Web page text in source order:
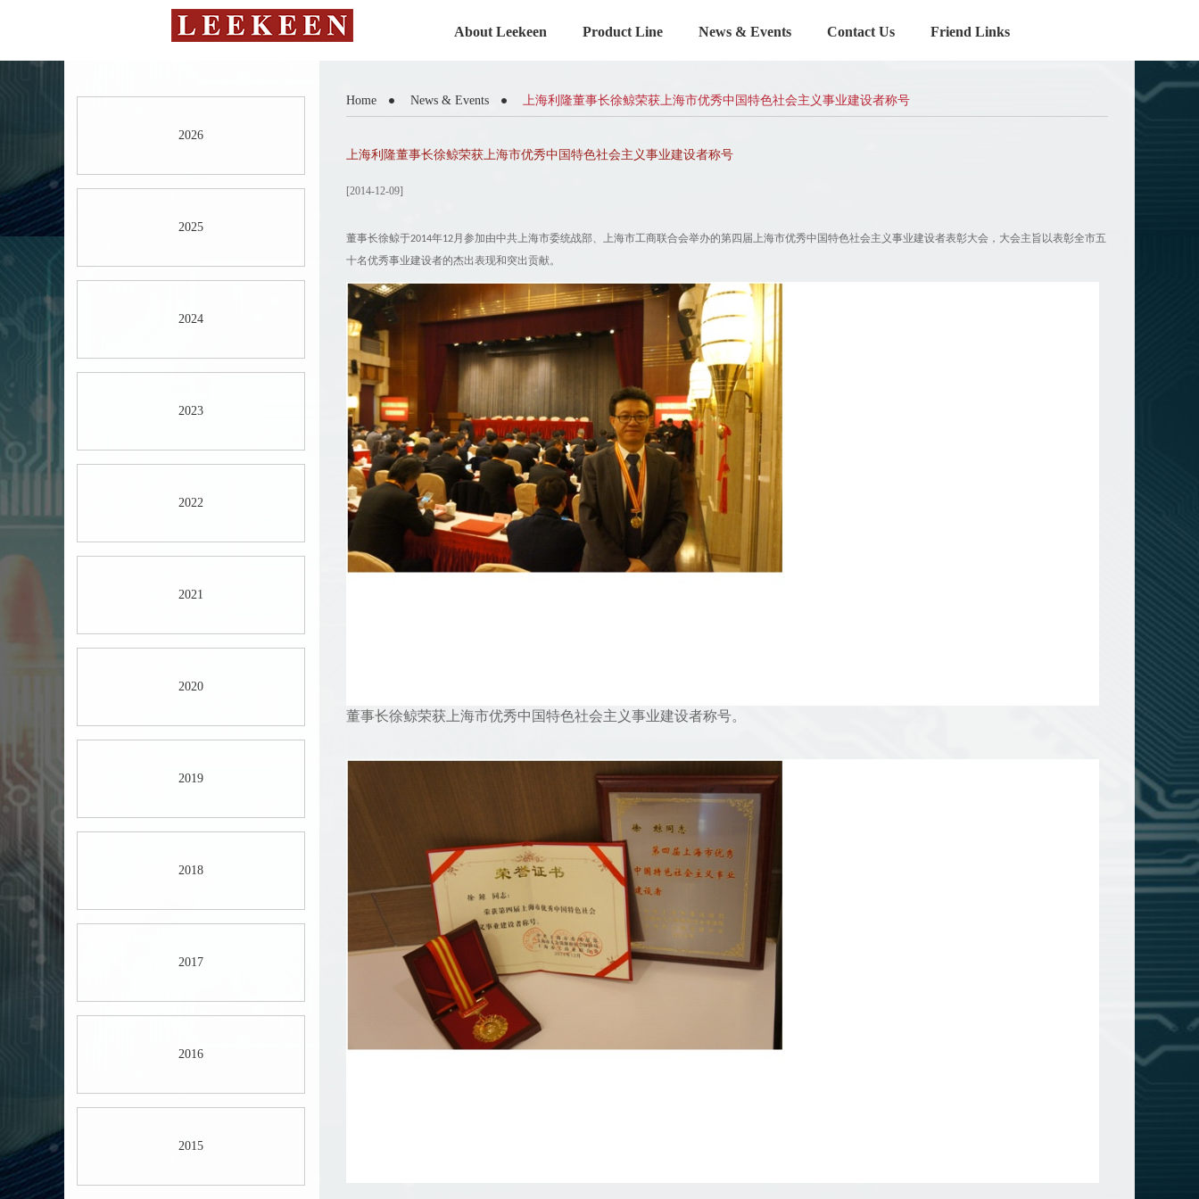
About Leekeen Product Line News & Events Contact Us Friend Links
2026
2025
2024
2023
2022
2021
2020
2019
2018
2017
2016
2015
Home News & Events 上海利隆董事长徐鲸荣获上海市优秀中国特色社会主义事业建设者称号
上海利隆董事长徐鲸荣获上海市优秀中国特色社会主义事业建设者称号
[2014-12-09]
董事长徐鲸于2014年12月参加由中共上海市委统战部、上海市工商联合会举办的第四届上海市优秀中国特色社会主义事业建设者表彰大会，大会主旨以表彰全市五
十名优秀事业建设者的杰出表现和突出贡献。
董事长徐鲸荣获上海市优秀中国特色社会主义事业建设者称号。